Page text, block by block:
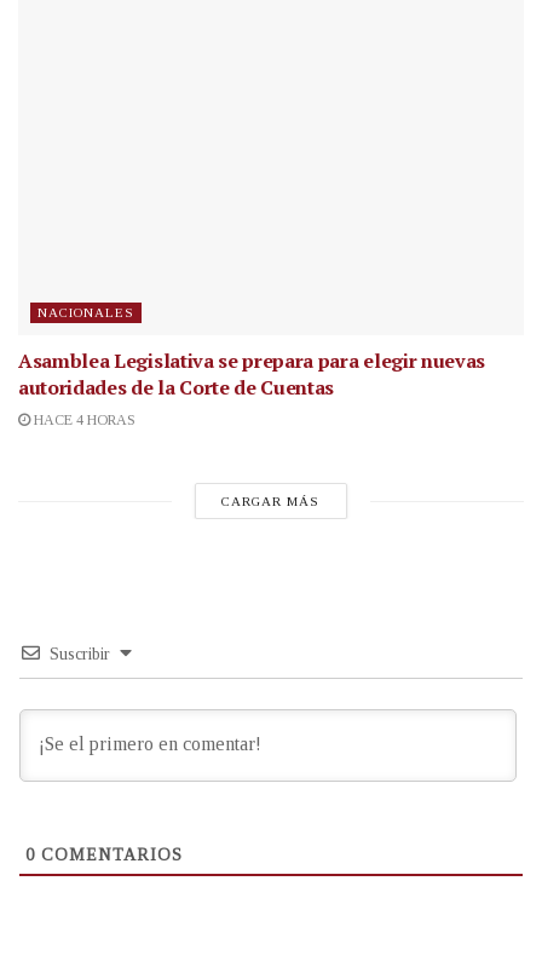
NACIONALES
Asamblea Legislativa se prepara para elegir nuevas
autoridades de la Corte de Cuentas
HACE 4 HORAS
CARGAR MÁS
Suscribir
0 COMENTARIOS